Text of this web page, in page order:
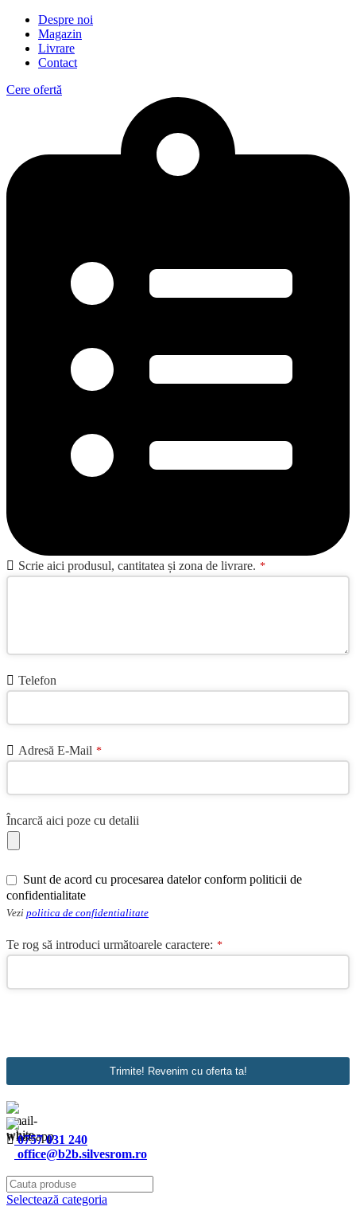
Despre noi
Magazin
Livrare
Contact
Cere ofertă
Scrie aici produsul, cantitatea și zona de livrare. *
Telefon
Adresă E-Mail *
Încarcă aici poze cu detalii
Sunt de acord cu procesarea datelor conform politicii de
confidentialitate
Vezi politica de confidentialitate
Te rog să introduci următoarele caractere: *
Trimite! Revenim cu oferta ta!
0757 031 240
office@b2b.silvesrom.ro
Selectează categoria